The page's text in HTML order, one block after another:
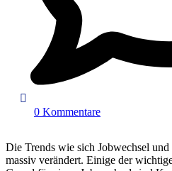
0 Kommentare
Die Trends wie sich Jobwechsel und
massiv verändert. Einige der